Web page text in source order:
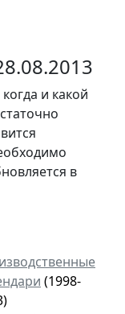
и какой
в
(1998-